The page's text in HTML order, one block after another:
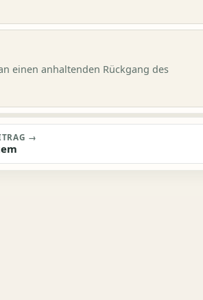
einen anhaltenden Rückgang des
→